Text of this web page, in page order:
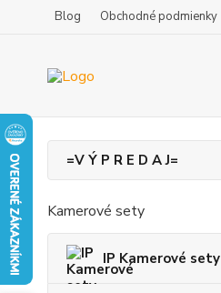
Blog Obchodné podmienky
=V Ý P R E D A J=
Kamerové sety
IP Kamerové sety